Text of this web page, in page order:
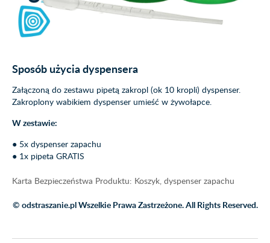
Sposób użycia dyspensera
Załączoną do zestawu pipetą zakropl (ok 10 kropli) dyspenser.
Zakroplony wabikiem dyspenser umieść w żywołapce.
W zestawie:
● 5x dyspenser zapachu
● 1x pipeta GRATIS
Karta Bezpieczeństwa Produktu: Koszyk, dyspenser zapachu
© odstraszanie.pl Wszelkie Prawa Zastrzeżone. All Rights Reserved.